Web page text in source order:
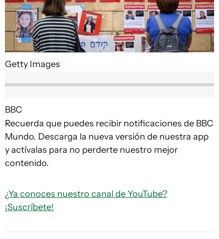
Getty Images
BBC
Recuerda que puedes recibir notificaciones de BBC
Mundo. Descarga la nueva versión de nuestra app
y actívalas para no perderte nuestro mejor
contenido.
¿Ya conoces nuestro canal de YouTube?
¡Suscríbete!